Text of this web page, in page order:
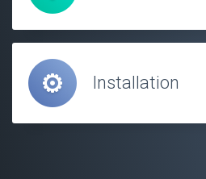
Installation